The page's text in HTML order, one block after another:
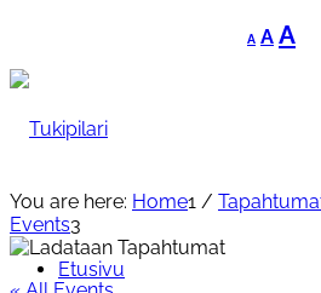
A
Decrease
font
A Reset
font
A
Etusivu
You are here: Home1 /
Events3